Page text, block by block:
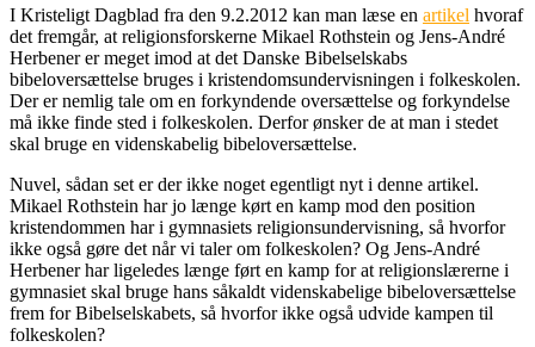
I Kristeligt Dagblad fra den 9.2.2012 kan man læse en artikel hvoraf
det fremgår, at religionsforskerne Mikael Rothstein og Jens-André
Herbener er meget imod at det Danske Bibelselskabs
bibeloversættelse bruges i kristendomsundervisningen i folkeskolen.
Der er nemlig tale om en forkyndende oversættelse og forkyndelse
må ikke finde sted i folkeskolen. Derfor ønsker de at man i stedet
skal bruge en videnskabelig bibeloversættelse.
Nuvel, sådan set er der ikke noget egentligt nyt i denne artikel.
Mikael Rothstein har jo længe kørt en kamp mod den position
kristendommen har i gymnasiets religionsundervisning, så hvorfor
ikke også gøre det når vi taler om folkeskolen? Og Jens-André
Herbener har ligeledes længe ført en kamp for at religionslærerne i
gymnasiet skal bruge hans såkaldt videnskabelige bibeloversættelse
frem for Bibelselskabets, så hvorfor ikke også udvide kampen til
folkeskolen?